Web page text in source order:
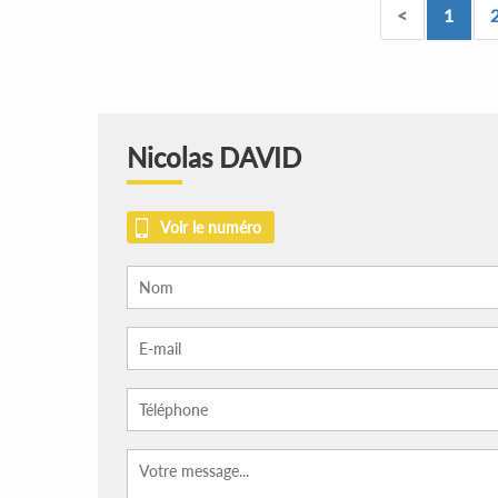
< 1
Nicolas DAVID
Voir le numéro